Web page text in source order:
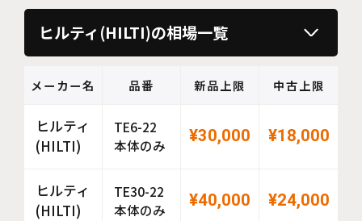
ヒルティ(HILTI)の相場一覧
メーカー名 品番 新品上限 中古上限
ヒルティ
(HILTI)
TE6-22
本体のみ
¥30,000 ¥18,000
ヒルティ
(HILTI)
TE30-22
本体のみ
¥40,000 ¥24,000